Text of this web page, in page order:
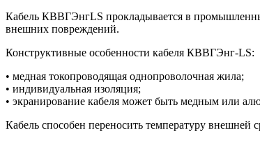
Кабель КВВГЭнгLS прокладывается в
внешних повреждений.
Конструктивные особенности кабеля КВВГЭнг-LS:
• медная токопроводящая однопроволочная жила;
• индивидуальная изоляция;
• экранирование кабеля может быть медным или
Кабель способен переносить температуру